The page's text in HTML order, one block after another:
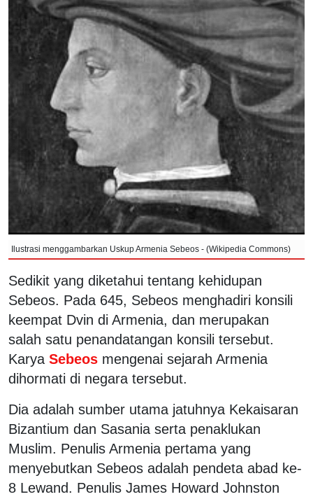
Ilustrasi menggambarkan Uskup Armenia Sebeos - (Wikipedia Commons)
Sedikit yang diketahui tentang kehidupan
Sebeos. Pada 645, Sebeos menghadiri konsili
keempat Dvin di Armenia, dan merupakan
salah satu penandatangan konsili tersebut.
Karya Sebeos mengenai sejarah Armenia
dihormati di negara tersebut.
Dia adalah sumber utama jatuhnya Kekaisaran
Bizantium dan Sasania serta penaklukan
Muslim. Penulis Armenia pertama yang
menyebutkan Sebeos adalah pendeta abad ke-
8 Lewand. Penulis James Howard Johnston